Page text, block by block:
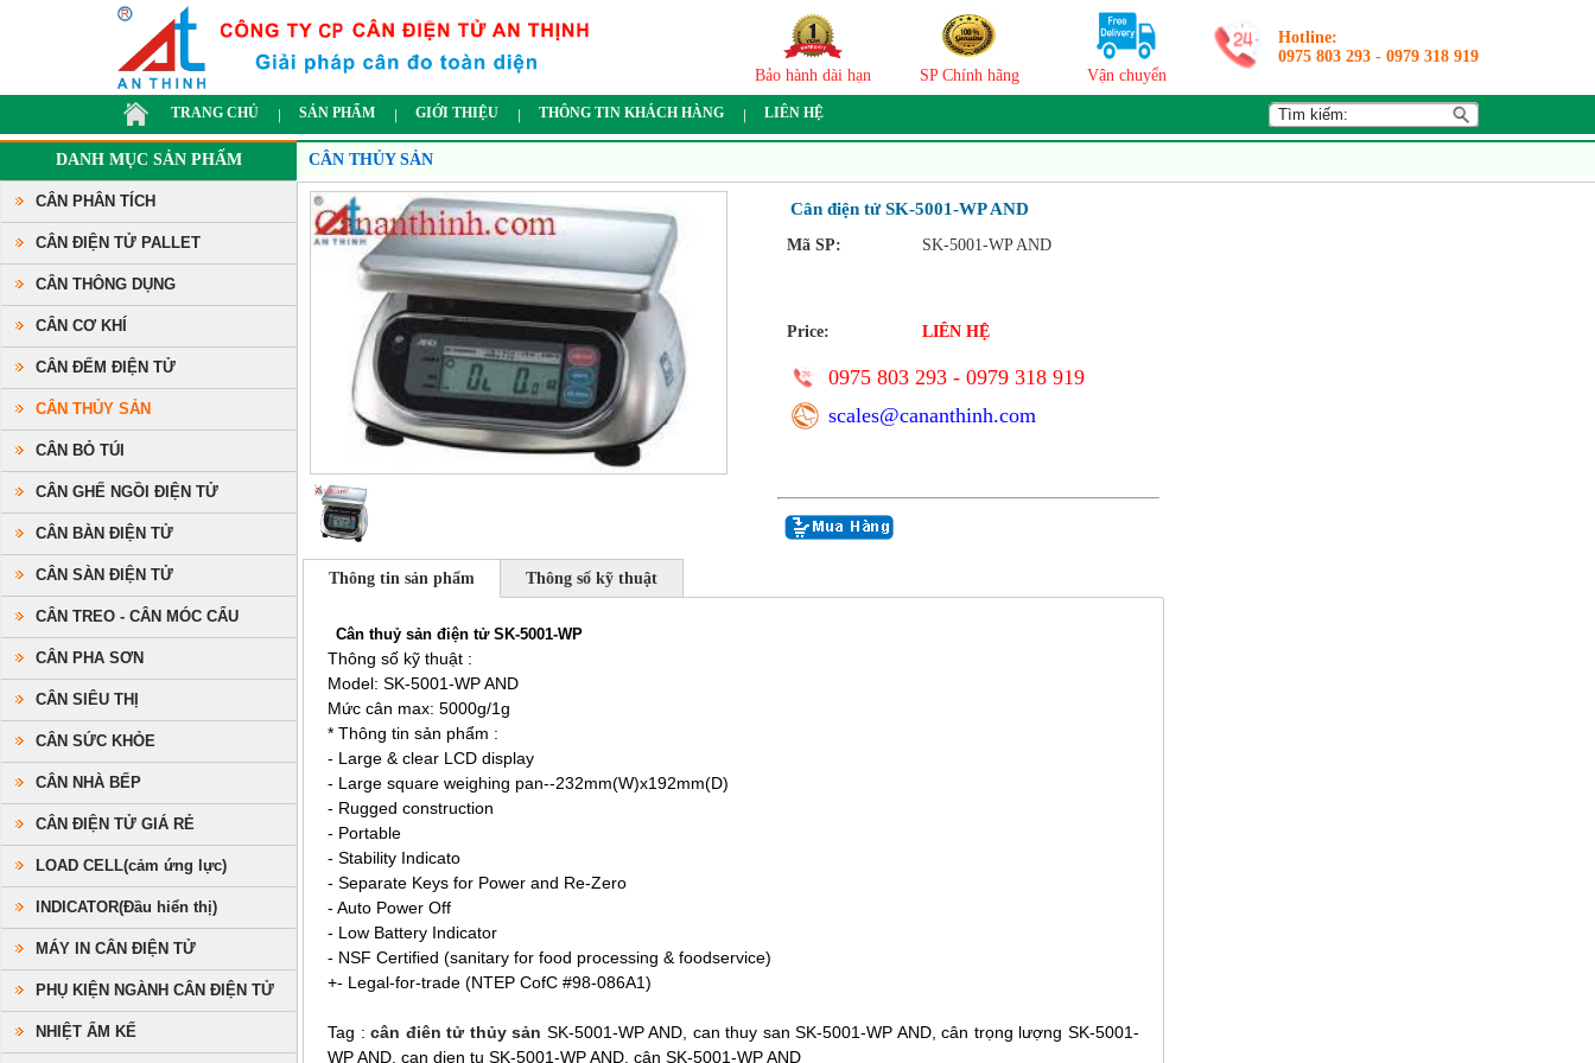
Bảo hành dài hạn SP Chính hãng Vận chuyển
Hotline:
0975 803 293 - 0979 318 919
TRANG CHỦ SẢN PHẨM GIỚI THIỆU THÔNG TIN KHÁCH HÀNG LIÊN HỆ
DANH MỤC SẢN PHẨM
CÂN PHÂN TÍCH
CÂN ĐIỆN TỬ PALLET
CÂN THÔNG DỤNG
CÂN CƠ KHÍ
CÂN ĐẾM ĐIỆN TỬ
CÂN THỦY SẢN
CÂN BỎ TÚI
CÂN GHẾ NGỒI ĐIỆN TỬ
CÂN BÀN ĐIỆN TỬ
CÂN SÀN ĐIỆN TỬ
CÂN TREO - CÂN MÓC CẨU
CÂN PHA SƠN
CÂN SIÊU THỊ
CÂN SỨC KHỎE
CÂN NHÀ BẾP
CÂN ĐIỆN TỬ GIÁ RẺ
LOAD CELL(cảm ứng lực)
INDICATOR(Đầu hiển thị)
MÁY IN CÂN ĐIỆN TỬ
PHỤ KIỆN NGÀNH CÂN ĐIỆN TỬ
NHIỆT ẨM KẾ
CÂN THỦY SẢN
Cân điện tử SK-5001-WP AND
Mã SP: SK-5001-WP AND
Price: LIÊN HỆ
0975 803 293 - 0979 318 919
scales@cananthinh.com
Thông tin sản phẩm Thông số kỹ thuật
Cân thuỷ sản điện tử SK-5001-WP
Thông số kỹ thuật :
Model: SK-5001-WP AND
Mức cân max: 5000g/1g
* Thông tin sản phẩm :
- Large & clear LCD display
- Large square weighing pan--232mm(W)x192mm(D)
- Rugged construction
- Portable
- Stability Indicato
- Separate Keys for Power and Re-Zero
- Auto Power Off
- Low Battery Indicator
- NSF Certified (sanitary for food processing & foodservice)
+- Legal-for-trade (NTEP CofC #98-086A1)
Tag :cân điên tử thủy sản SK-5001-WP AND, can thuy san SK-5001-WP AND, cân trọng lượng SK-5001-
WP AND, can dien tu SK-5001-WP AND, cân SK-5001-WP AND